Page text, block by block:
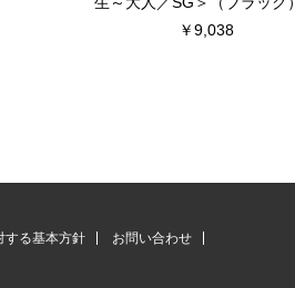
￥9,038
する基本方針
お問い合わせ